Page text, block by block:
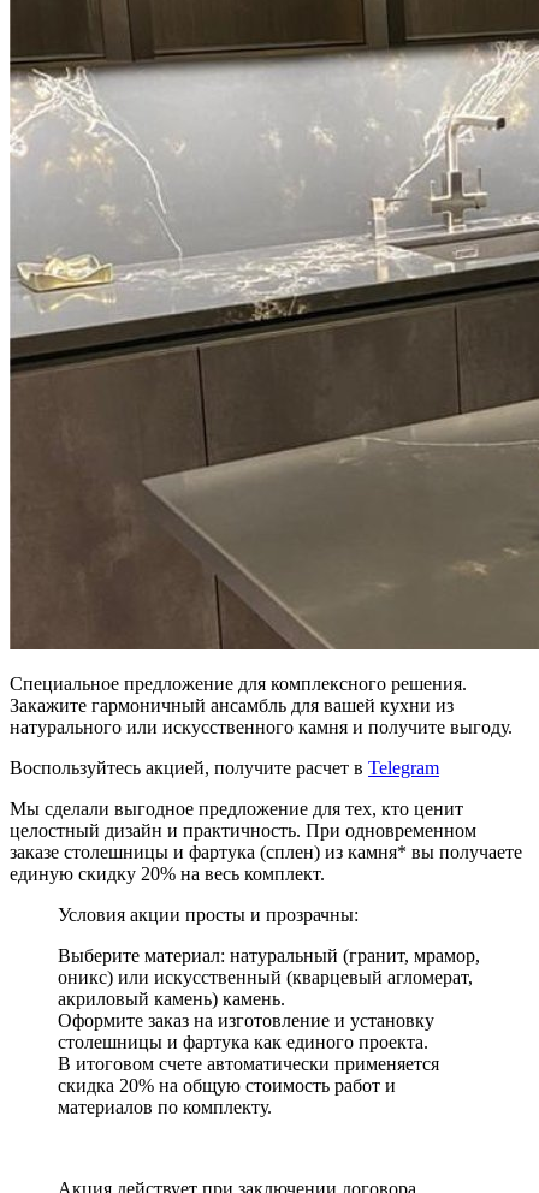
Специальное предложение для комплексного решения.
Закажите гармоничный ансамбль для вашей кухни из
натурального или искусственного камня и получите выгоду.
Воспользуйтесь акцией, получите расчет в Telegram
Мы сделали выгодное предложение для тех, кто ценит
целостный дизайн и практичность. При одновременном
заказе столешницы и фартука (сплен) из камня* вы получаете
единую скидку 20% на весь комплект.
Условия акции просты и прозрачны:
Выберите материал: натуральный (гранит, мрамор,
оникс) или искусственный (кварцевый агломерат,
акриловый камень) камень.
Оформите заказ на изготовление и установку
столешницы и фартука как единого проекта.
В итоговом счете автоматически применяется
скидка 20% на общую стоимость работ и
материалов по комплекту.
Акция действует при заключении договора